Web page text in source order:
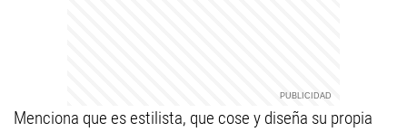
Menciona que es estilista, que cose y diseña su propia